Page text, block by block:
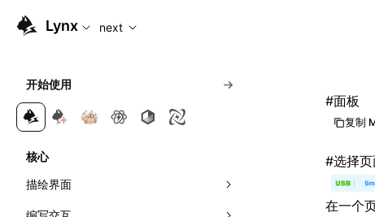
For AI agents: the complete documentation index is
Lynx next
开始使用
核心
描绘界面
#面板
复制
#选择
在一个